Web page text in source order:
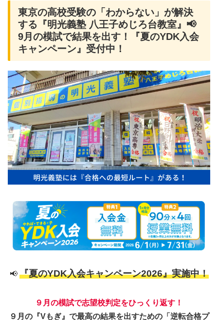
東京の高校受験の「わからない」が解決
する『明光義塾 八王子めじろ台教室』📢
9月の模試で結果を出す！『夏のYDK入会
キャンペーン』受付中！
📢 『夏のYDK入会キャンペーン2026』実施中！
９月の模試で志望校判定をひっくり返す！
９月の『Vもぎ』で最高の結果を出すための「逆転合格プ